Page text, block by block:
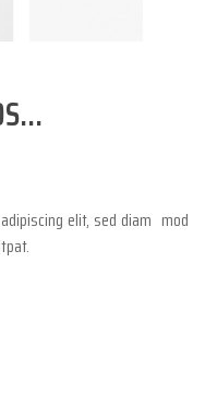
elit, sed diam mod